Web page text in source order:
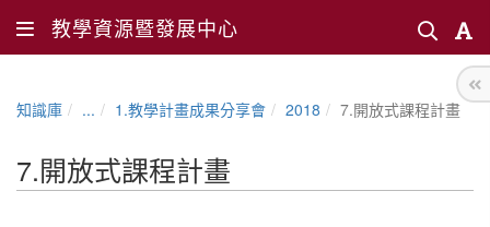
教學資源暨發展中心
知識庫 ... 1.教學計畫成果分享會 2018 7.開放式課程計畫
7.開放式課程計畫